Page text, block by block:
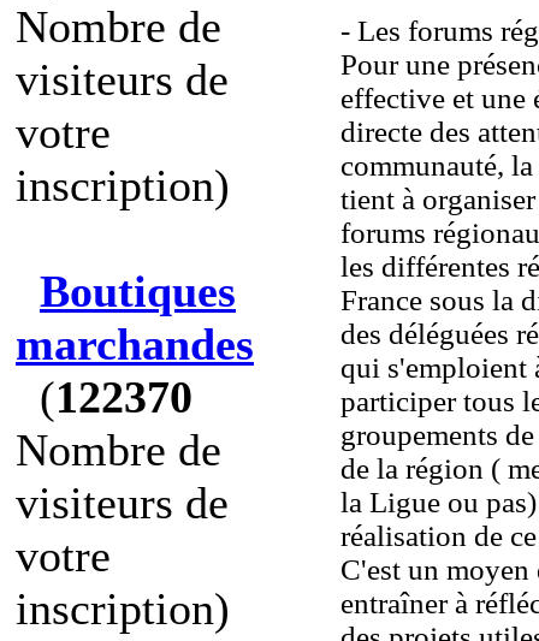
Nombre de
visiteurs de
votre
inscription)
Boutiques
marchandes
(122370
Nombre de
visiteurs de
votre
inscription)
- Les forums
Pour une
effective et une
directe des
communauté,
tient à
forums
les différentes
France sous la
des déléguées
qui s'emploient
participer tous
groupements
de la région (
la Ligue ou
réalisation de
C'est un moyen
entraîner à